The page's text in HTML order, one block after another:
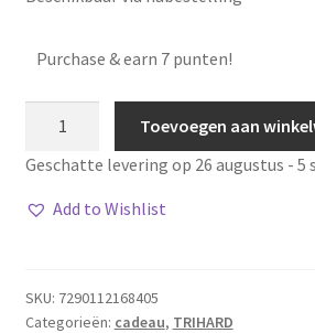
Purchase & earn 7 punten!
aantal
Toevoegen aan
Geschatte levering op 26 augustus - 5
Add to Wishlist
SKU: 7290112168405
Categorieën: cadeau, TRIHARD